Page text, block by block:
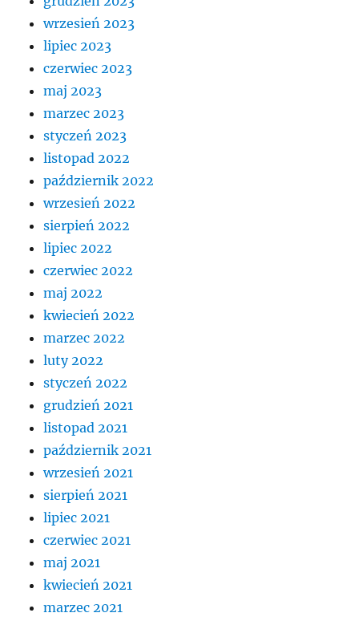
wrzesień 2023
lipiec 2023
czerwiec 2023
maj 2023
marzec 2023
styczeń 2023
listopad 2022
październik 2022
wrzesień 2022
sierpień 2022
lipiec 2022
czerwiec 2022
maj 2022
kwiecień 2022
marzec 2022
luty 2022
styczeń 2022
grudzień 2021
listopad 2021
październik 2021
wrzesień 2021
sierpień 2021
lipiec 2021
czerwiec 2021
maj 2021
kwiecień 2021
marzec 2021